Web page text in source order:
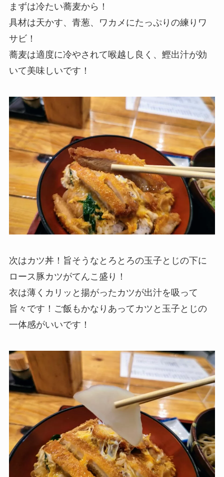
まずは冷たい蕎麦から！
具材は天かす、青葱、ワカメにたっぷりの練りワ
サビ！
蕎麦は適度に冷やされて喉越し良く、鰹出汁が効
いて美味しいです！
次はカツ丼！旨そうなとろとろの玉子とじの下に
ロース豚カツがてんこ盛り！
衣は薄くカリッと揚がったカツが出汁を吸って
旨々です！ご飯もかなりあってカツと玉子とじの
一体感がいいです！